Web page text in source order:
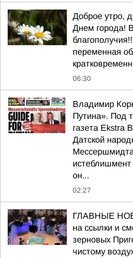
Доброе утро,
Днем города!
переменная
06:30
Владимир
Путина». Под
газета Ekstra
Датской
истеблишмент
он...
02:27
ГЛАВНЫЕ
на ссылки и
зерновых
чистому